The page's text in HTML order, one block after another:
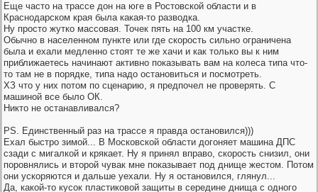
Еще часто на трассе дон на юге в Ростовской области и в
Краснодарском края была какая-то разводка.
Ну просто жутко массовая. Точек пять на 100 км участке.
Обычно в населенном пункте или где скорость сильно ограничена
была и ехали медленно стоят те же хачи и как только вы к ним
приближаетесь начинают активно показывать вам на колеса типа что-
то там не в порядке, типа надо остановиться и посмотреть.
ХЗ что у них потом по сценарию, я предпочел не проверять. С
машиной все было ОК.
Никто не останавливался?
PS. Единственный раз на трассе я правда остановился)))
Ехал быстро зимой... В Московской области догоняет машина ДПС
сзади с мигалкой и крякает. Ну я принял вправо, скорость снизил, они
поровнялись и второй чувак мне показывает под днище жестом. Потом
они ускоряются и дальше уехали. Ну я остановился, глянул...
Да, какой-то кусок пластиковой защиты в середине днища с одного